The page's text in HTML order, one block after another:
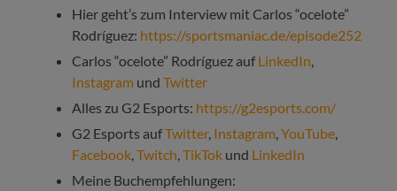
Hier geht’s zum Interview mit Carlos “ocelote”
Rodríguez: https://sportsmaniac.de/episode252
Carlos “ocelote” Rodríguez auf LinkedIn
Instagram undTwitter
Alles zu G2 Esports: https://g2esports.com/
G2 Esports aufTwitter, Instagram ,YouTube
Facebook ,Twitch ,TikTok und LinkedIn
Meine Buchempfehlungen: